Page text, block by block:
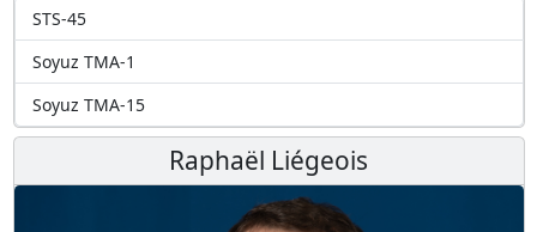
STS-45
Soyuz TMA-1
Soyuz TMA-15
Raphaël Liégeois